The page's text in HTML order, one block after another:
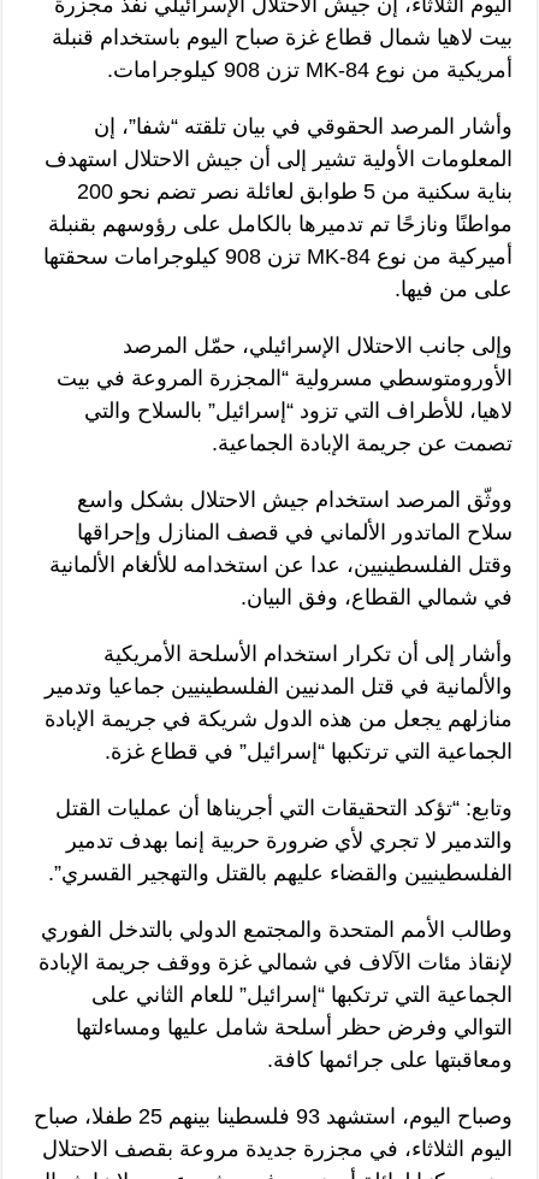
بيت لاهيا شمال قطاع غزة صباح اليوم باستخدام قنبلة
أمريكية من نوع MK-84 تزن 908 كيلوجرامات.
وأشار المرصد الحقوقي في بيان تلقته “شفا”، إن
المعلومات الأولية تشير إلى أن جيش الاحتلال استهدف
بناية سكنية من 5 طوابق لعائلة نصر تضم نحو 200
مواطنًا ونازحًا تم تدميرها بالكامل على رؤوسهم بقنبلة
أميركية من نوع MK-84 تزن 908 كيلوجرامات سحقتها
على من فيها.
وإلى جانب الاحتلال الإسرائيلي، حمّل المرصد
الأورومتوسطي مسرولية “المجزرة المروعة في بيت
لاهيا، للأطراف التي تزود “إسرائيل” بالسلاح والتي
تصمت عن جريمة الإبادة الجماعية.
ووثّق المرصد استخدام جيش الاحتلال بشكل واسع
سلاح الماتدور الألماني في قصف المنازل وإحراقها
وقتل الفلسطينيين، عدا عن استخدامه للألغام الألمانية
في شمالي القطاع، وفق البيان.
وأشار إلى أن تكرار استخدام الأسلحة الأمريكية
والألمانية في قتل المدنيين الفلسطينيين جماعيا وتدمير
منازلهم يجعل من هذه الدول شريكة في جريمة الإبادة
الجماعية التي ترتكبها “إسرائيل” في قطاع غزة.
وتابع: “تؤكد التحقيقات التي أجريناها أن عمليات القتل
والتدمير لا تجري لأي ضرورة حربية إنما بهدف تدمير
الفلسطينيين والقضاء عليهم بالقتل والتهجير القسري”.
وطالب الأمم المتحدة والمجتمع الدولي بالتدخل الفوري
لإنقاذ مئات الآلاف في شمالي غزة ووقف جريمة الإبادة
الجماعية التي ترتكبها “إسرائيل” للعام الثاني على
التوالي وفرض حظر أسلحة شامل عليها ومساءلتها
ومعاقبتها على جرائمها كافة.
وصباح اليوم، استشهد 93 فلسطينا بينهم 25 طفلا، صباح
اليوم الثلاثاء، في مجزرة جديدة مروعة بقصف الاحتلال